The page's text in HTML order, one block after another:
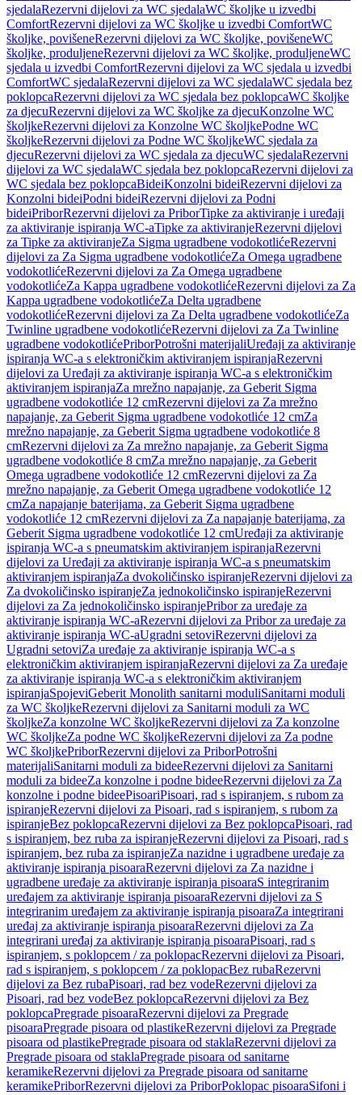
sjedalaRezervni dijelovi za WC sjedalaWC školjke u izvedbi
ComfortRezervni dijelovi za WC školjke u izvedbi ComfortWC
školjke, povišeneRezervni dijelovi za WC školjke, povišeneWC
školjke, produljeneRezervni dijelovi za WC školjke, produljeneWC
sjedala u izvedbi ComfortRezervni dijelovi za WC sjedala u izvedbi
ComfortWC sjedalaRezervni dijelovi za WC sjedalaWC sjedala bez
poklopcaRezervni dijelovi za WC sjedala bez poklopcaWC školjke
za djecuRezervni dijelovi za WC školjke za djecuKonzolne WC
školjkeRezervni dijelovi za Konzolne WC školjkePodne WC
školjkeRezervni dijelovi za Podne WC školjkeWC sjedala za
djecuRezervni dijelovi za WC sjedala za djecuWC sjedalaRezervni
dijelovi za WC sjedalaWC sjedala bez poklopcaRezervni dijelovi za
WC sjedala bez poklopcaBideiKonzolni bideiRezervni dijelovi za
Konzolni bideiPodni bideiRezervni dijelovi za Podni
bideiPriborRezervni dijelovi za PriborTipke za aktiviranje i uređaji
za aktiviranje ispiranja WC-aTipke za aktiviranjeRezervni dijelovi
za Tipke za aktiviranjeZa Sigma ugradbene vodokotlićeRezervni
dijelovi za Za Sigma ugradbene vodokotlićeZa Omega ugradbene
vodokotlićeRezervni dijelovi za Za Omega ugradbene
vodokotlićeZa Kappa ugradbene vodokotlićeRezervni dijelovi za Za
Kappa ugradbene vodokotlićeZa Delta ugradbene
vodokotlićeRezervni dijelovi za Za Delta ugradbene vodokotlićeZa
Twinline ugradbene vodokotlićeRezervni dijelovi za Za Twinline
ugradbene vodokotlićePriborPotrošni materijaliUređaji za aktiviranje
ispiranja WC-a s elektroničkim aktiviranjem ispiranjaRezervni
dijelovi za Uređaji za aktiviranje ispiranja WC-a s elektroničkim
aktiviranjem ispiranjaZa mrežno napajanje, za Geberit Sigma
ugradbene vodokotliće 12 cmRezervni dijelovi za Za mrežno
napajanje, za Geberit Sigma ugradbene vodokotliće 12 cmZa
mrežno napajanje, za Geberit Sigma ugradbene vodokotliće 8
cmRezervni dijelovi za Za mrežno napajanje, za Geberit Sigma
ugradbene vodokotliće 8 cmZa mrežno napajanje, za Geberit
Omega ugradbene vodokotliće 12 cmRezervni dijelovi za Za
mrežno napajanje, za Geberit Omega ugradbene vodokotliće 12
cmZa napajanje baterijama, za Geberit Sigma ugradbene
vodokotliće 12 cmRezervni dijelovi za Za napajanje baterijama, za
Geberit Sigma ugradbene vodokotliće 12 cmUređaji za aktiviranje
ispiranja WC-a s pneumatskim aktiviranjem ispiranjaRezervni
dijelovi za Uređaji za aktiviranje ispiranja WC-a s pneumatskim
aktiviranjem ispiranjaZa dvokoličinsko ispiranjeRezervni dijelovi za
Za dvokoličinsko ispiranjeZa jednokoličinsko ispiranjeRezervni
dijelovi za Za jednokoličinsko ispiranjePribor za uređaje za
aktiviranje ispiranja WC-aRezervni dijelovi za Pribor za uređaje za
aktiviranje ispiranja WC-aUgradni setoviRezervni dijelovi za
Ugradni setoviZa uređaje za aktiviranje ispiranja WC-a s
elektroničkim aktiviranjem ispiranjaRezervni dijelovi za Za uređaje
za aktiviranje ispiranja WC-a s elektroničkim aktiviranjem
ispiranjaSpojeviGeberit Monolith sanitarni moduliSanitarni moduli
za WC školjkeRezervni dijelovi za Sanitarni moduli za WC
školjkeZa konzolne WC školjkeRezervni dijelovi za Za konzolne
WC školjkeZa podne WC školjkeRezervni dijelovi za Za podne
WC školjkePriborRezervni dijelovi za PriborPotrošni
materijaliSanitarni moduli za bideeRezervni dijelovi za Sanitarni
moduli za bideeZa konzolne i podne bideeRezervni dijelovi za Za
konzolne i podne bideePisoariPisoari, rad s ispiranjem, s rubom za
ispiranjeRezervni dijelovi za Pisoari, rad s ispiranjem, s rubom za
ispiranjeBez poklopcaRezervni dijelovi za Bez poklopcaPisoari, rad
s ispiranjem, bez ruba za ispiranjeRezervni dijelovi za Pisoari, rad s
ispiranjem, bez ruba za ispiranjeZa nazidne i ugradbene uređaje za
aktiviranje ispiranja pisoaraRezervni dijelovi za Za nazidne i
ugradbene uređaje za aktiviranje ispiranja pisoaraS integriranim
uređajem za aktiviranje ispiranja pisoaraRezervni dijelovi za S
integriranim uređajem za aktiviranje ispiranja pisoaraZa integrirani
uređaj za aktiviranje ispiranja pisoaraRezervni dijelovi za Za
integrirani uređaj za aktiviranje ispiranja pisoaraPisoari, rad s
ispiranjem, s poklopcem / za poklopacRezervni dijelovi za Pisoari,
rad s ispiranjem, s poklopcem / za poklopacBez rubaRezervni
dijelovi za Bez rubaPisoari, rad bez vodeRezervni dijelovi za
Pisoari, rad bez vodeBez poklopcaRezervni dijelovi za Bez
poklopcaPregrade pisoaraRezervni dijelovi za Pregrade
pisoaraPregrade pisoara od plastikeRezervni dijelovi za Pregrade
pisoara od plastikePregrade pisoara od staklaRezervni dijelovi za
Pregrade pisoara od staklaPregrade pisoara od sanitarne
keramikeRezervni dijelovi za Pregrade pisoara od sanitarne
keramikePriborRezervni dijelovi za PriborPoklopac pisoaraSifoni i